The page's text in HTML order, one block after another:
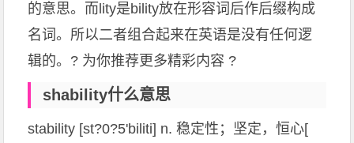
的意思。而lity是bility放在形容词后作后缀构成
名词。所以二者组合起来在英语是没有任何逻
辑的。? 为你推荐更多精彩内容 ?
shability什么意思
stability [st?0?5'biliti] n. 稳定性；坚定，恒心[